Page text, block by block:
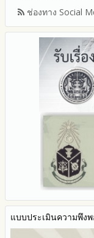
การเปิดโอกาสให้
การประเมินความ
ประจำปีงบประมาณ
รายงานผลการด
ทุจริตของสำนักงา
2569
2568
2567
2566
2565
รายงานผลการด
2568
2565
2564
2563
รายงานการกำกั
มาตรการส่งเสริ
การนำผลการประเ
มาตรการเผยแพร่ข้
มาตรการส่งเสริมค
มาตราการจัดการเ
มาตรการป้องกันก
มาตรการป้องกันก
มาตรการตรวจสอ
มาตราการให้ผู้มีส่
ช่องทาง Social
Q&A / ชมเชย /
Facebook เพจ
Youtube ช่อง ส
Youtube เรื่องเล่
แบบประเมินความพึงพ